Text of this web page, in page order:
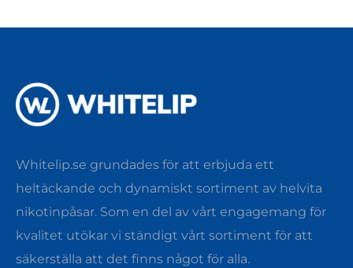
Whitelip.se grundades för att erbjuda ett
heltäckande och dynamiskt sortiment av helvita
nikotinpåsar. Som en del av vårt engagemang för
kvalitet utökar vi ständigt vårt sortiment för att
säkerställa att det finns något för alla.